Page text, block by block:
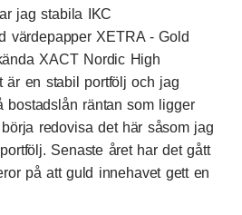
jag stabila IKC
värdepapper XETRA - Gold
XACT Nordic High
är en stabil portfölj och jag
bostadslån räntan som ligger
redovisa det här såsom jag
Senaste året har det gått
på att guld innehavet gett en